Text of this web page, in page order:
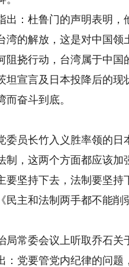
：杜鲁门的声明表明，
湾的解放，这是对中国
阻挠行动，台湾属于中
坦宣言及日本投降后的
奋斗到底。
员长竹入义胜率领的日
制，这两个方面都应该
要坚持下去，法制要坚
主和法制两手都不能削
常委会议上听取乔石关
：党要管党内纪律的问